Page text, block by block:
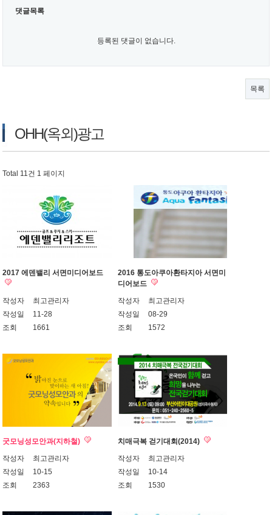
댓글목록
등록된 댓글이 없습니다.
목록
OHH(옥외)광고
Total 11건 1 페이지
2017 에덴밸리 서면미디어보드
작성자
최고관리자
작성일
11-28
조회
1661
2016 통도아쿠아환타지아 서면미
디어보드
작성자
최고관리자
작성일
08-29
조회
1572
굿모닝성모안과(지하철)
작성자
최고관리자
작성일
10-15
조회
2363
치매극복 걷기대회(2014)
작성자
최고관리자
작성일
10-14
조회
1530